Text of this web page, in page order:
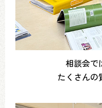
相談会で
たくさんの